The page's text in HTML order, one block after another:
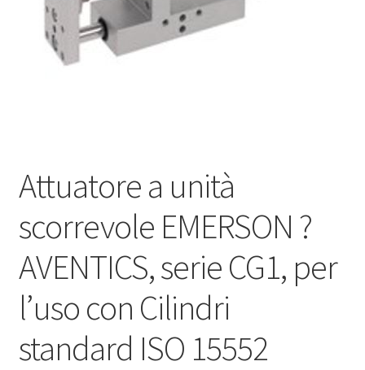
Attuatore a unità
scorrevole EMERSON ?
AVENTICS, serie CG1, per
l’uso con Cilindri
standard ISO 15552